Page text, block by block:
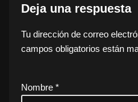
Deja una respuesta
Tu dirección de correo
campos obligatorios están
Nombre *